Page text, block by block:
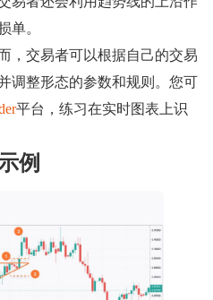
单。
，交易者可以根据自己的交易
调整形态的参数和规则。您可
平台，练习在实时图表上识
例